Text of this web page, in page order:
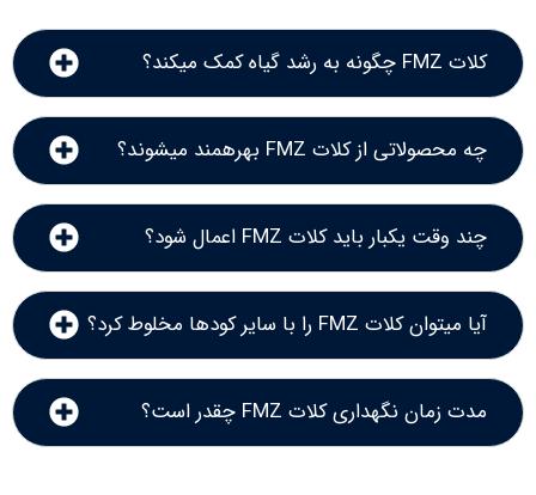
کلات FMZ چگونه به رشد گیاه کمک میکند؟
چه محصولاتی از کلات FMZ بهرهمند میشوند؟
چند وقت یکبار باید کلات FMZ اعمال شود؟
آیا میتوان کلات FMZ را با سایر کودها مخلوط کرد؟
مدت زمان نگهداری کلات FMZ چقدر است؟